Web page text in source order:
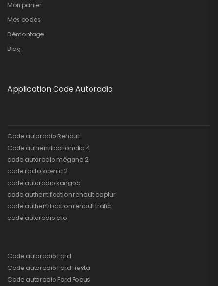
Mon panier
Mes codes
Démontage
Blog
Application Code Autoradio
Code autoradio Renault
Code authentification clio 4
code autoradio mégane 2
code radio scenic 2
code autoradio kangoo
code authentification renault captur
code authentification renault trafic
code autoradio clio
Code autoradio Ford
Code autoradio Ford Fiesta
Code autoradio Ford Focus